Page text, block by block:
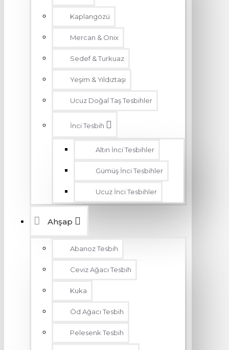
Kaplangözü
Mercan & Onix
Sedef & Turkuaz
Yeşim & Yıldıztaşı
Ucuz Doğal Taş Tesbihler
İnci Tesbih
Altın İnci Tesbihler
Gümüş İnci Tesbihler
Ucuz İnci Tesbihler
Ahşap
Abanoz Tesbih
Ceviz Ağacı Tesbih
Kuka
Öd Ağacı Tesbih
Pelesenk Tesbih